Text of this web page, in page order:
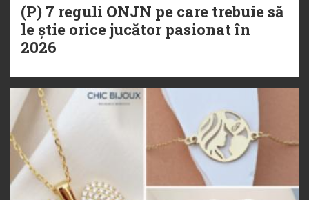
(P) 7 reguli ONJN pe care trebuie să
le știe orice jucător pasionat în
2026